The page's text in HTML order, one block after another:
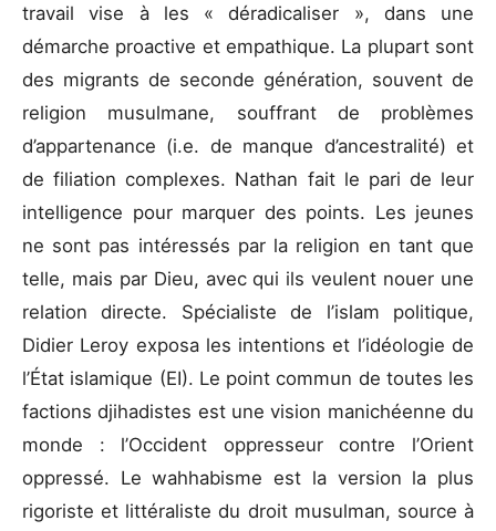
travail vise à les « déradicaliser », dans une
démarche proactive et empathique. La plupart sont
des migrants de seconde génération, souvent de
religion musulmane, souffrant de problèmes
d’appartenance (i.e. de manque d’ancestralité) et
de filiation complexes. Nathan fait le pari de leur
intelligence pour marquer des points. Les jeunes
ne sont pas intéressés par la religion en tant que
telle, mais par Dieu, avec qui ils veulent nouer une
relation directe. Spécialiste de l’islam politique,
Didier Leroy exposa les intentions et l’idéologie de
l’État islamique (EI). Le point commun de toutes les
factions djihadistes est une vision manichéenne du
monde : l’Occident oppresseur contre l’Orient
oppressé. Le wahhabisme est la version la plus
rigoriste et littéraliste du droit musulman, source à